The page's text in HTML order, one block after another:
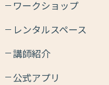
ワークショップ
レンタルスペース
講師紹介
公式アプリ